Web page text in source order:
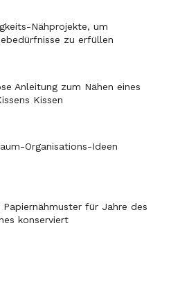
Nähprojekte, um
zu erfüllen
Anleitung zum Nähen eines
Kissen
Organisations-Ideen
Papiernähmuster für Jahre des
konserviert